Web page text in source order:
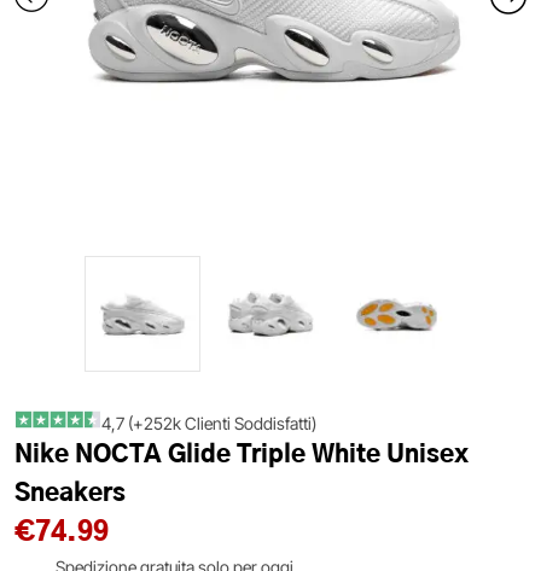
4,7 (+252k Clienti Soddisfatti)
Nike NOCTA Glide Triple White Unisex
Sneakers
€74.99
Spedizione gratuita solo per oggi